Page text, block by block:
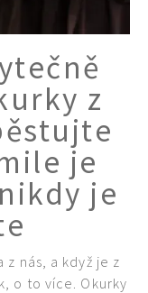
z
je
je
nás, a když je z
o to více. Okurky